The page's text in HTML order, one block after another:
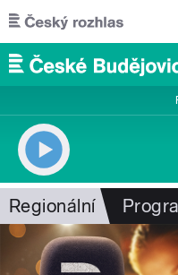
Přejít k hlavnímu obsahu
Regionální